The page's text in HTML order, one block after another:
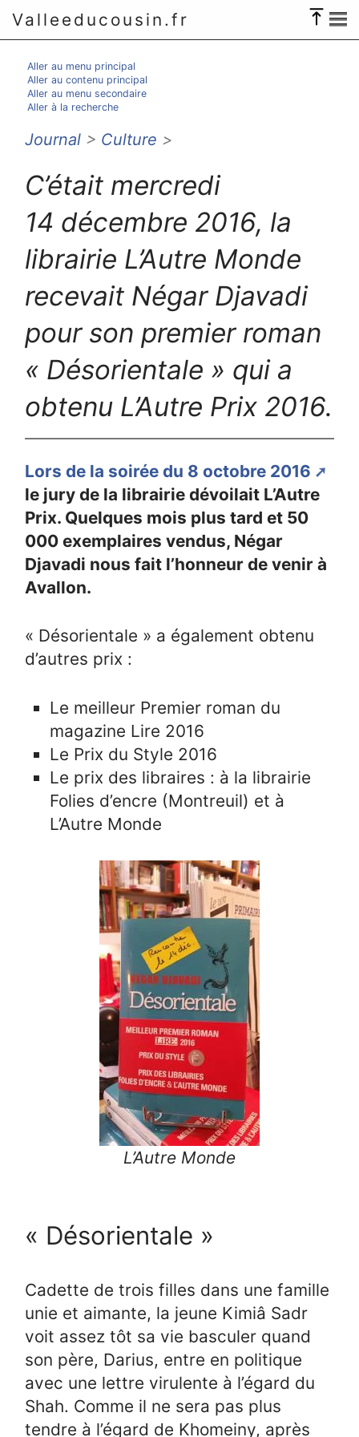
Valleeducousin.fr
Aller au menu principal
Aller au contenu principal
Aller au menu secondaire
Aller à la recherche
Journal > Culture >
C’était mercredi
14 décembre 2016, la
librairie L’Autre Monde
recevait Négar Djavadi
pour son premier roman
« Désorientale » qui a
obtenu L’Autre Prix 2016.
Lors de la soirée du 8 octobre 2016
le jury de la librairie dévoilait L’Autre
Prix. Quelques mois plus tard et 50
000 exemplaires vendus, Négar
Djavadi nous fait l’honneur de venir à
Avallon.
« Désorientale » a également obtenu
d’autres prix :
Le meilleur Premier roman du
magazine Lire 2016
Le Prix du Style 2016
Le prix des libraires : à la librairie
Folies d’encre (Montreuil) et à
L’Autre Monde
L’Autre Monde
« Désorientale »
Cadette de trois filles dans une famille
unie et aimante, la jeune Kimiâ Sadr
voit assez tôt sa vie basculer quand
son père, Darius, entre en politique
avec une lettre virulente à l’égard du
Shah. Comme il ne sera pas plus
tendre à l’égard de Khomeiny, après